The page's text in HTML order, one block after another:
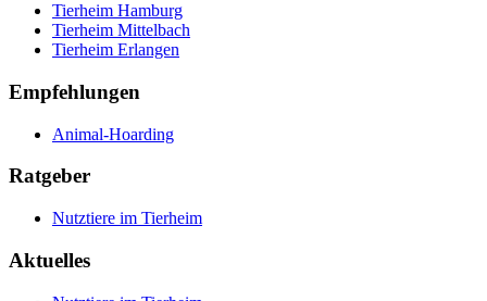
Tierheim Hamburg
Tierheim Mittelbach
Tierheim Erlangen
Empfehlungen
Animal-Hoarding
Ratgeber
Nutztiere im Tierheim
Aktuelles